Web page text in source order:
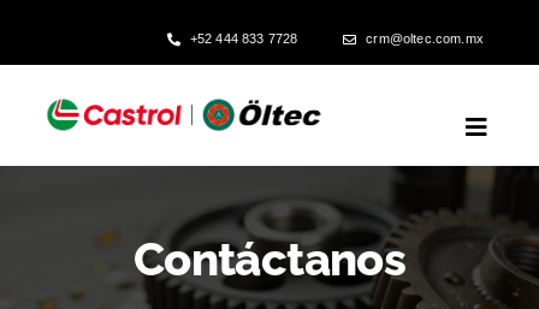
+52 444 833 7728 crm@oltec.com.mx
Toggle
Confiabilidad Operativa
Contáctanos